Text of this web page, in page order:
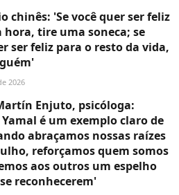
chinês: 'Se você quer ser feliz
hora, tire uma soneca; se
ser feliz para o resto da vida,
2026
Enjuto, psicóloga:
é um exemplo claro de
abraçamos nossas raízes
reforçamos quem somos
aos outros um espelho
reconhecerem'